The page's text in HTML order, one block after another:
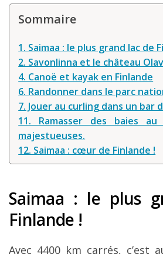
LA carte bancaire
voyage !
Louer une voiture !
Mes guides voyage
L’auteur
Sommaire
1. Saimaa : le plus grand lac de
2. Savonlinna et le château
4. Canoë et kayak en Finlande
6. Randonner dans le parc
7. Jouer au curling dans un bar
11. Ramasser des baies
majestueuses.
12. Saimaa : cœur de Finlande !
Saimaa : le plus
Finlande !
Avec 4400 km carrés, c’est